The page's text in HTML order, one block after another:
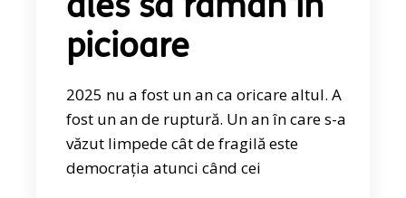
ales să rămân în
picioare
2025 nu a fost un an ca oricare altul. A
fost un an de ruptură. Un an în care s-a
văzut limpede cât de fragilă este
democrația atunci când cei